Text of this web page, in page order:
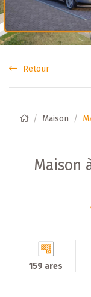
Retour
Maison
Maison
159 ares